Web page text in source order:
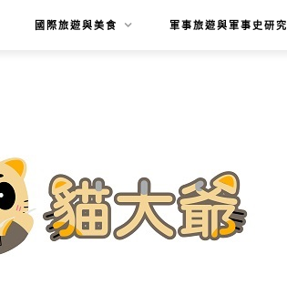
國際旅遊與美食 軍事旅遊與軍事史研究